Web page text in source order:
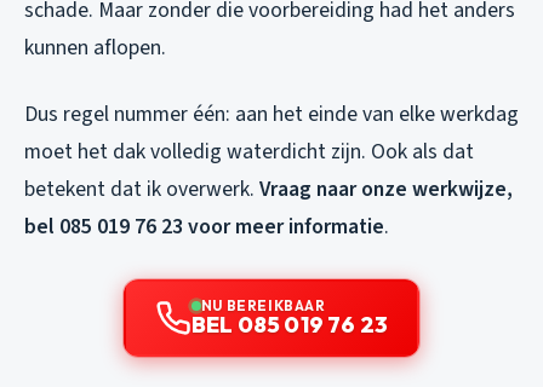
schade. Maar zonder die voorbereiding had het anders
kunnen aflopen.
Dus regel nummer één: aan het einde van elke werkdag
moet het dak volledig waterdicht zijn. Ook als dat
betekent dat ik overwerk. Vraag naar onze werkwijze,
bel 085 019 76 23 voor meer informatie.
NU BEREIKBAAR
BEL 085 019 76 23